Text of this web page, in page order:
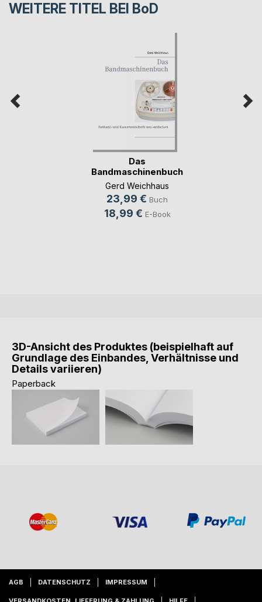
WEITERE TITEL BEI BoD
Das
Bandmaschinenbuch
Gerd Weichhaus
23,99 € Buch
18,99 € E-Book
3D-Ansicht des Produktes (beispielhaft auf
Grundlage des Einbandes, Verhältnisse und
Details variieren)
Paperback
AGB DATENSCHUTZ IMPRESSUM